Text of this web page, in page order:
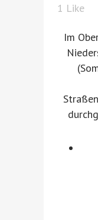
1 Like
Im